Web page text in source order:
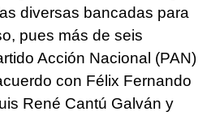
diversas bancadas para
pues más de seis
Acción Nacional (PAN)
con Félix Fernando
René Cantú Galván y